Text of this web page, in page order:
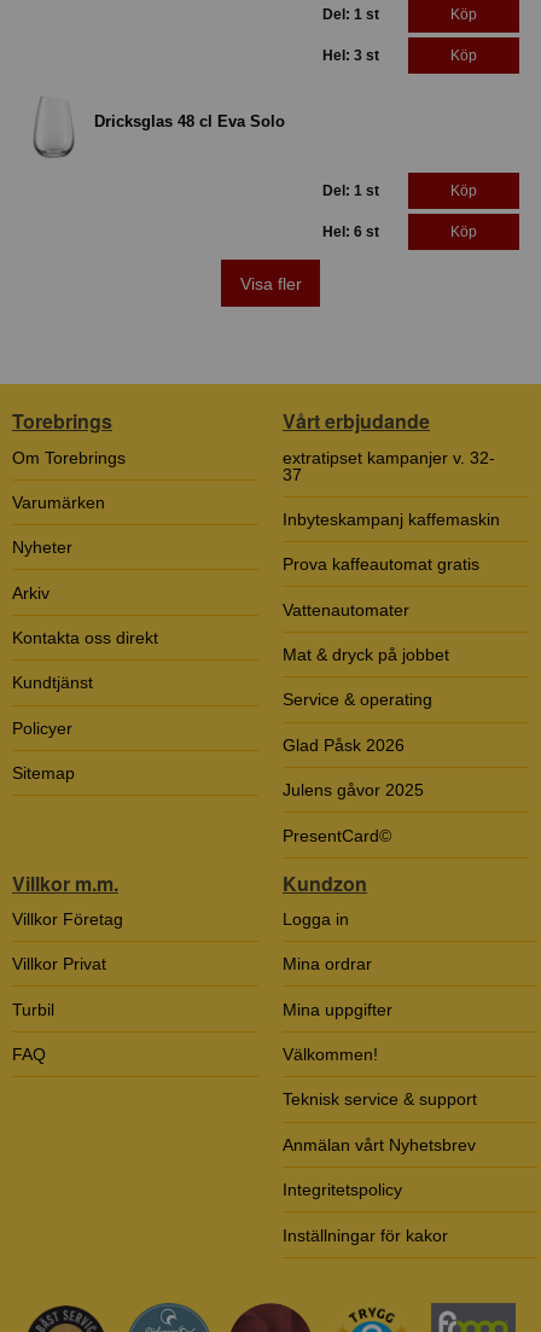
Del: 1 st Köp
Hel: 3 st Köp
Dricksglas 48 cl Eva Solo
Del: 1 st Köp
Hel: 6 st Köp
Visa fler
Torebrings
Om Torebrings
Varumärken
Nyheter
Arkiv
Kontakta oss direkt
Kundtjänst
Policyer
Sitemap
Vårt erbjudande
extratipset kampanjer v. 32-
37
Inbyteskampanj kaffemaskin
Prova kaffeautomat gratis
Vattenautomater
Mat & dryck på jobbet
Service & operating
Glad Påsk 2026
Julens gåvor 2025
PresentCard©
Villkor m.m.
Villkor Företag
Villkor Privat
Turbil
FAQ
Kundzon
Logga in
Mina ordrar
Mina uppgifter
Välkommen!
Teknisk service & support
Anmälan vårt Nyhetsbrev
Integritetspolicy
Inställningar för kakor